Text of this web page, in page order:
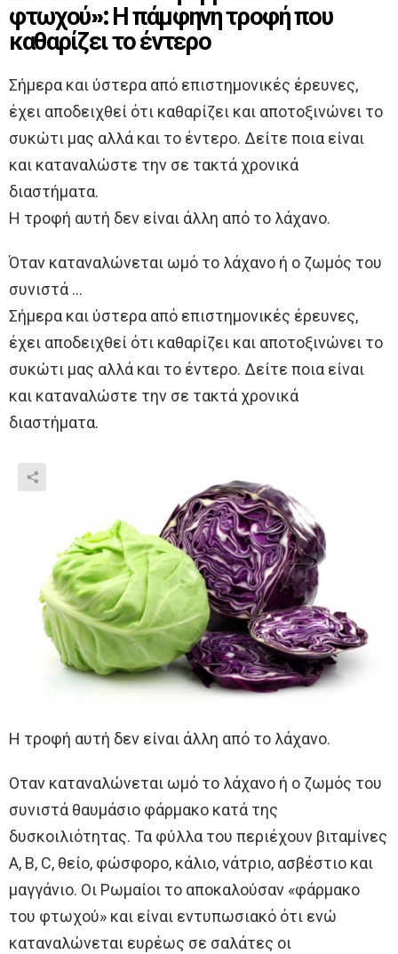
φτωχού»: Η πάμφηνη τροφή που
καθαρίζει το έντερο
Σήμερα και ύστερα από επιστημονικές έρευνες,
έχει αποδειχθεί ότι καθαρίζει και αποτοξινώνει το
συκώτι μας αλλά και το έντερο. Δείτε ποια είναι
και καταναλώστε την σε τακτά χρονικά
διαστήματα.
Η τροφή αυτή δεν είναι άλλη από το λάχανο.
Όταν καταναλώνεται ωμό το λάχανο ή ο ζωμός του
συνιστά …
Σήμερα και ύστερα από επιστημονικές έρευνες,
έχει αποδειχθεί ότι καθαρίζει και αποτοξινώνει το
συκώτι μας αλλά και το έντερο. Δείτε ποια είναι
και καταναλώστε την σε τακτά χρονικά
διαστήματα.
Η τροφή αυτή δεν είναι άλλη από το λάχανο.
Οταν καταναλώνεται ωμό το λάχανο ή ο ζωμός του
συνιστά θαυμάσιο φάρμακο κατά της
δυσκοιλιότητας. Τα φύλλα του περιέχουν βιταμίνες
Α, Β, C, θείο, φώσφορο, κάλιο, νάτριο, ασβέστιο και
μαγγάνιο. Οι Ρωμαίοι το αποκαλούσαν «φάρμακο
του φτωχού» και είναι εντυπωσιακό ότι ενώ
καταναλώνεται ευρέως σε σαλάτες οι